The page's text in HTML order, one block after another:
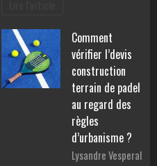
Comment
vérifier l’devis
construction
terrain de padel
au regard des
règles
d’urbanisme ?
Lysandre Vesperal